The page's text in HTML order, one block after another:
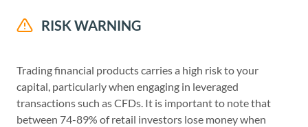
RISK WARNING
Trading financial products carries a high risk to your
capital, particularly when engaging in leveraged
transactions such as CFDs. It is important to note that
between 74-89% of retail investors lose money when